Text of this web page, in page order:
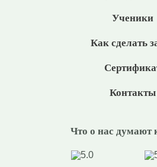
Ученики
Как сделать
Контакты
Что о нас думают
5.0